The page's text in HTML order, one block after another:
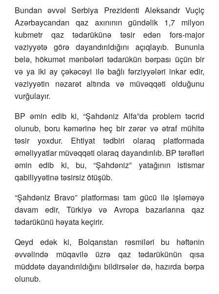
Bundan əvvəl Serbiya Prezidenti Aleksandr Vuçiç
Azərbaycandan qaz axınının gündəlik 1,7 milyon
kubmetr qaz tədarükünə təsir edən fors-major
vəziyyətə görə dayandırıldığını açıqlayıb. Bununla
belə, hökumət mənbələri tədarükün bərpası üçün bir
və ya iki ay çəkəcəyi ilə bağlı fərziyyələri inkar edir,
vəziyyətin nəzarət altında və müvəqqəti olduğunu
vurğulayır.
BP əmin edib ki, “Şahdəniz Alfa”da problem təcrid
olunub, boru kəmərinə heç bir zərər və ətraf mühitə
təsir yoxdur. Ehtiyat tədbiri olaraq platformada
əməliyyatlar müvəqqəti olaraq dayandırılıb. BP tərəfləri
əmin edib ki, bu, “Şahdəniz” yatağının istismar
qabiliyyətinə təsirsiz ötüşüb.
“Şahdəniz Bravo” platforması tam gücü ilə işləməyə
davam edir, Türkiyə və Avropa bazarlarına qaz
tədarükünü həyata keçirir.
Qeyd edək ki, Bolqarıstan rəsmiləri bu həftənin
əvvəlində müqavilə üzrə qaz tədarükünün qısa
müddətə dayandırıldığını bildirsələr də, hazırda bərpa
olunub.